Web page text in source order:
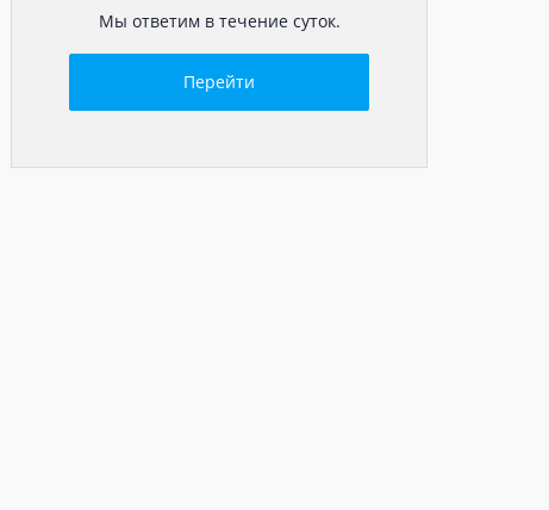
Мы ответим в течение суток.
Перейти